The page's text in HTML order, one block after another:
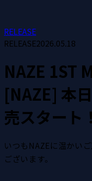
RELEASE
RELEASE2026.05.18
NAZE 1ST
[NAZE] 本
売スタート！
いつもNAZEに温かい
ございます。